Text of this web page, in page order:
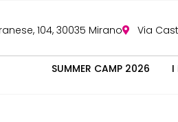
104, 30035 Mirano Via
SUMMER CAMP 2026 I